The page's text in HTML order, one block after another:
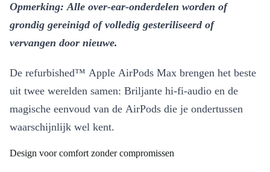
Opmerking: Alle over-ear-onderdelen worden of
grondig gereinigd of volledig gesteriliseerd of
vervangen door nieuwe.
De refurbished™ Apple AirPods Max brengen het beste
uit twee werelden samen: Briljante hi-fi-audio en de
magische eenvoud van de AirPods die je ondertussen
waarschijnlijk wel kent.
Design voor comfort zonder compromissen